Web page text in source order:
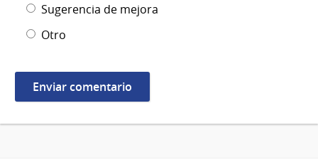
Sugerencia de mejora
Otro